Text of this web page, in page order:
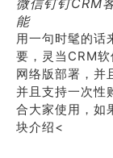
微信钉钉CRM
能
用一句时髦的话
要，灵当CRM
网络版部署，并
并且支持一次性
合大家使用，如
块介绍<